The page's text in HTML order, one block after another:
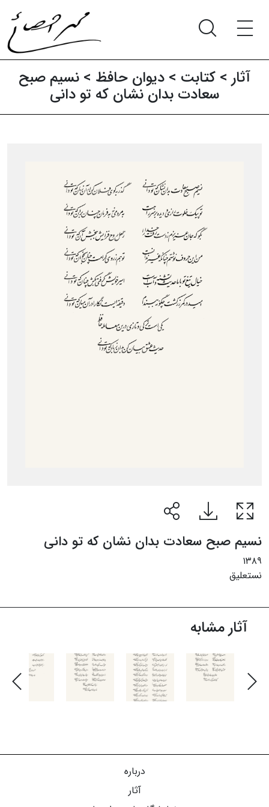
آثار‍> کتابت > دیوان حافظ > نسیم صبح
سعادت بدان نشان که تو دانی
نسیم صبح سعادت بدان نشان که تو دانی
۱۳۸۹
نستعلیق
آثار مشابه
درباره
آثار